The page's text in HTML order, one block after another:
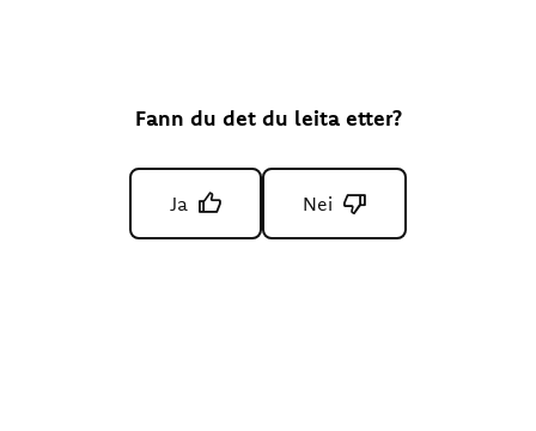
Fann du det du leita etter?
Ja Nei